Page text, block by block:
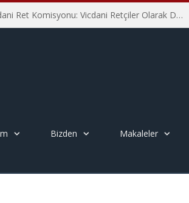
İHD İstanbul Şube Vicdani Ret Komisyonu: Vicdani Retçiler Olarak Destek İçin Buradayız!
Bizden Makaleler